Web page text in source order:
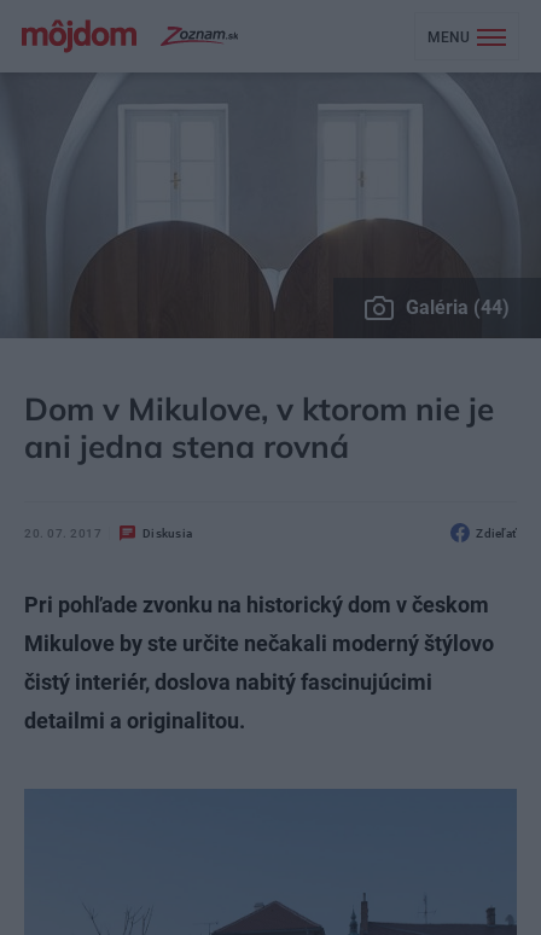
MENU
Galéria (44)
Dom v Mikulove, v ktorom nie je
ani jedna stena rovná
20. 07. 2017 Diskusia Zdieľať
Pri pohľade zvonku na historický dom v českom
Mikulove by ste určite nečakali moderný štýlovo
čistý interiér, doslova nabitý fascinujúcimi
detailmi a originalitou.